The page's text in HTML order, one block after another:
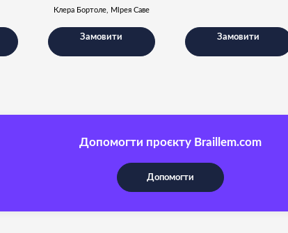
Клера Бортоле, Мірея Саве
Замовити Замовити
Допомогти проєкту Braillem.com
Допомогти